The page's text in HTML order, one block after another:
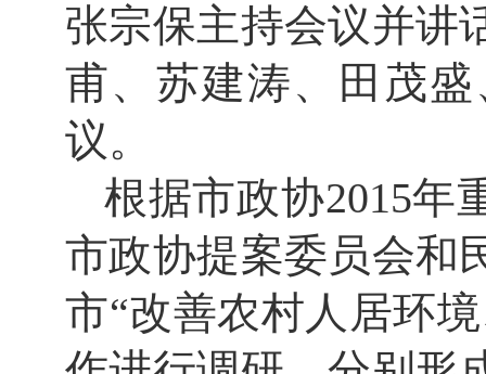
张宗保主持会议并讲
甫、苏建涛、田茂
议。
根据市政协2015年
市政协提案委员会和
市“改善农村人居环